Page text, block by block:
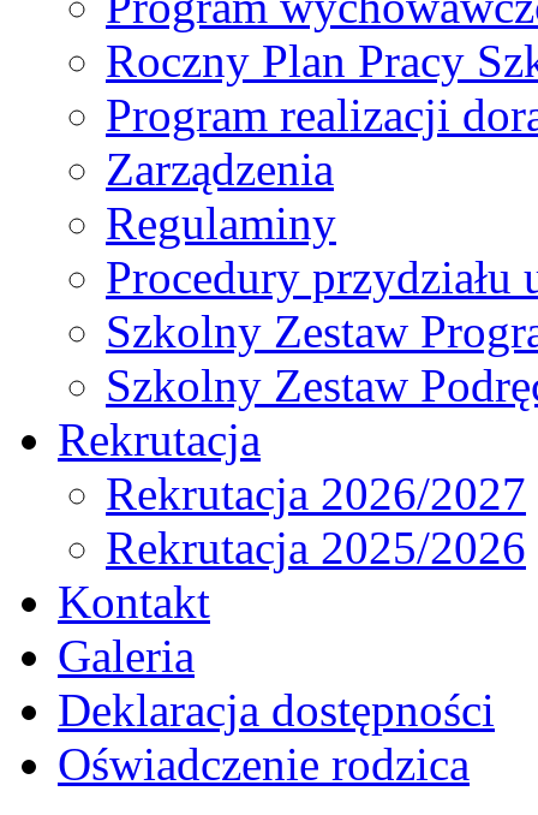
Roczny Plan Pracy
Program realizacji
Zarządzenia
Regulaminy
Procedury
Szkolny Zestaw
Szkolny Zestaw
Rekrutacja
Rekrutacja 2026/2027
Rekrutacja 2025/2026
Kontakt
Galeria
Deklaracja dostępności
Oświadczenie rodzica